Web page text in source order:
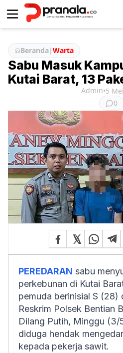
Beranda|Warta
Sabu Masuk
Kutai Barat, 13
Admin•5
0
PEREDARAN sabu
perkebunan di Kutai
pemuda berinisial S (28)
Reskrim Polsek Bentian
Dilang Putih, Minggu
diduga hendak
kepada pekerja sawit.